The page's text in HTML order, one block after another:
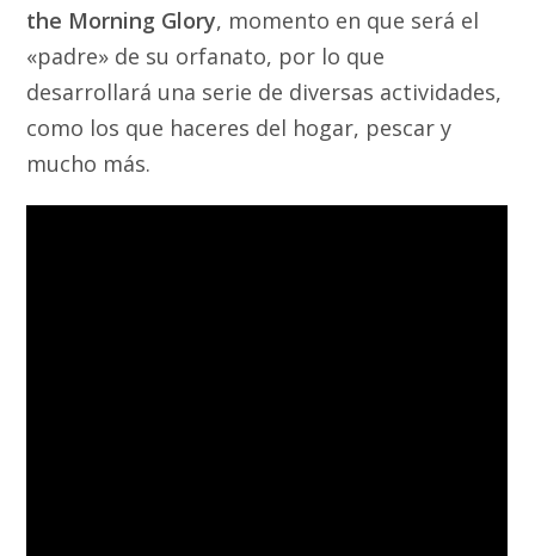
the Morning Glory, momento en que será el
«padre» de su orfanato, por lo que
desarrollará una serie de diversas actividades,
como los que haceres del hogar, pescar y
mucho más.